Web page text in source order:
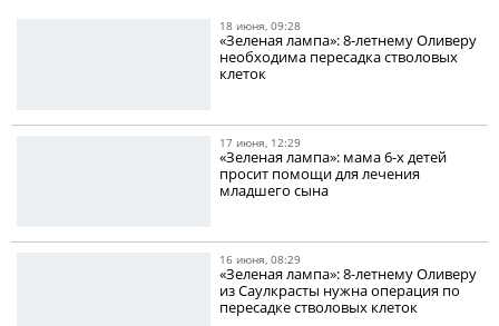
18 июня, 09:28
«Зеленая лампа»: 8-летнему Оливеру
необходима пересадка стволовых
клеток
17 июня, 12:29
«Зеленая лампа»: мама 6-х детей
просит помощи для лечения
младшего сына
16 июня, 08:29
«Зеленая лампа»: 8-летнему Оливеру
из Саулкрасты нужна операция по
пересадке стволовых клеток